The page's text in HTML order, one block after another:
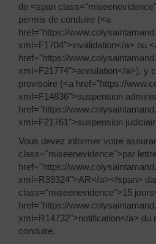
de <span
permis de conduire (<a
href="https://
xml=F1704">invalidation</a> ou
href="https://
xml=F21774">annulation</a>), y
provisoire (<a href="https://
xml=F14836">suspension
href="https://
xml=F21761">suspension
Vous devez informer votre
class="miseenevidence">par
href="https://
xml=R39324">AR</a></span>
class="miseenevidence">15
href="https://
xml=R14732">notification</a> du
conduire.